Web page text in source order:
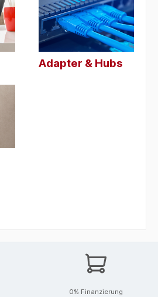
Adapter & Hubs
0% Finanzierung